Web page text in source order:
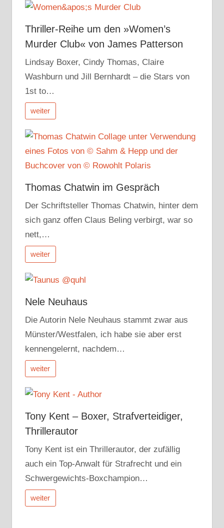
Thriller-Reihe um den »Women’s
Murder Club« von James Patterson
Lindsay Boxer, Cindy Thomas, Claire
Washburn und Jill Bernhardt – die Stars von
1st to…
weiter
Thomas Chatwin im Gespräch
Der Schriftsteller Thomas Chatwin, hinter dem
sich ganz offen Claus Beling verbirgt, war so
nett,…
weiter
Nele Neuhaus
Die Autorin Nele Neuhaus stammt zwar aus
Münster/Westfalen, ich habe sie aber erst
kennengelernt, nachdem…
weiter
Tony Kent – Boxer, Strafverteidiger,
Thrillerautor
Tony Kent ist ein Thrillerautor, der zufällig
auch ein Top-Anwalt für Strafrecht und ein
Schwergewichts-Boxchampion…
weiter